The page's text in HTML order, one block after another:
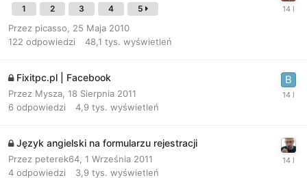
1 2 3 4 5
Przez picasso
25 Maja 2010
122 odpowiedzi 48,1 tys. wyświetleń
Fixitpc.pl | Facebook
Przez Mysza 18 Sierpnia 2011
6 odpowiedzi 4,9 tys. wyświetleń
Język angielski na formularzu rejestracji
Przez peterek64 1 Września 2011
4 odpowiedzi 3,9 tys. wyświetleń